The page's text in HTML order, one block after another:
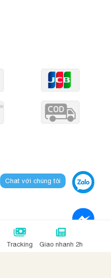
Chat với chúng tôi
Tracking Giao nhanh 2h